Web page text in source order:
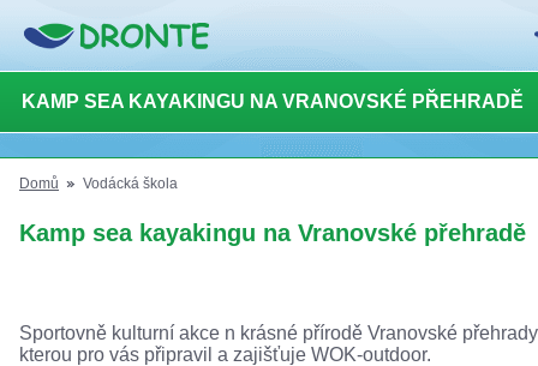
KAMP SEA KAYAKINGU NA VRANOVSKÉ PŘEHRADĚ
Domů Vodácká škola
Kamp sea kayakingu na Vranovské přehradě
Sportovně kulturní akce n krásné přírodě Vranovské
kterou pro vás připravil a zajišťuje WOK-outdoor.